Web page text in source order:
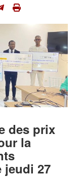
des prix
la
jeudi 27